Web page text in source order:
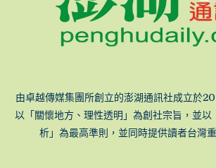
由卓越傳媒集團所創立的澎湖通訊社成立於
以「關懷地方、理性透明」為創社宗旨，並以
析」為最高準則，並同時提供讀者台灣